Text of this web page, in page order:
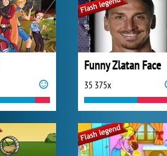
Funny Zlatan Face
35 375x